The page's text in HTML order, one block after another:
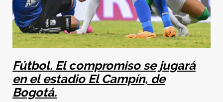
Fútbol. El compromiso se jugará
en el estadio El Campín, de
Bogotá.